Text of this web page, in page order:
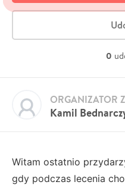
0
Kamil
ORGANIZATOR
Witam ostatnio
gdy podczas lecenia